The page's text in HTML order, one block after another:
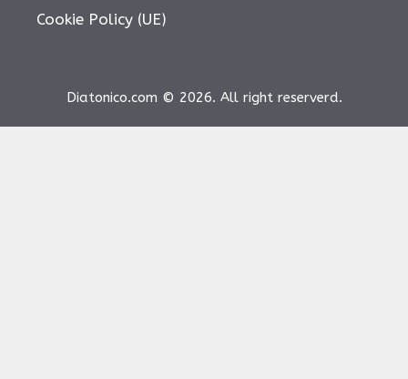
Cookie Policy (UE)
Diatonico.com © 2026. All right reserverd.